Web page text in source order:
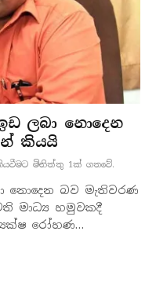
ලබා නොදෙන
කියයි
මිනිත්තු 1ක් ගතවේ.
නොදෙන බව මැතිවරණ
මාධ්‍ය හමුවකදී
රෝහණ…